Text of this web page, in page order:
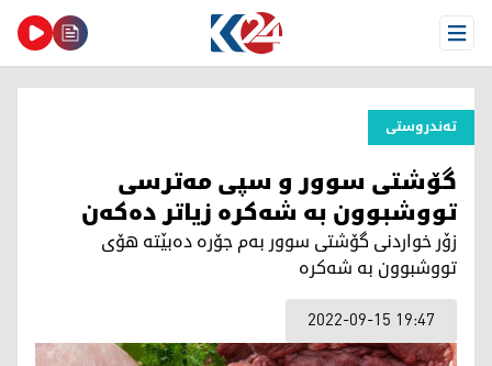
Open Menu
تەندروستی
گۆشتی سوور و سپی مه‌ترسی
تووشبوون به‌ شه‌كره‌ زیاتر ده‌كه‌ن
زۆر خواردنی گۆشتی سوور به‌م جۆره‌ ده‌بێته‌ هۆی
تووشبوون به‌ شه‌كره‌
2022-09-15 19:47